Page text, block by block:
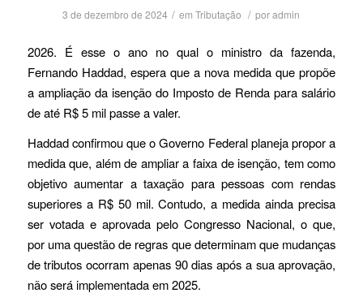
3 de dezembro de 2024 / emTributação / poradmin
2026. É esse o ano no qual o ministro da fazenda,
Fernando Haddad, espera que a nova medida que propõe
a ampliação da isenção do Imposto de Renda para salário
de até R$ 5 mil passe a valer.
Haddad confirmou que o Governo Federal planeja propor a
medida que, além de ampliar a faixa de isenção, tem como
objetivo aumentar a taxação para pessoas com rendas
superiores a R$ 50 mil. Contudo, a medida ainda precisa
ser votada e aprovada pelo Congresso Nacional, o que,
por uma questão de regras que determinam que mudanças
de tributos ocorram apenas 90 dias após a sua aprovação,
não será implementada em 2025.